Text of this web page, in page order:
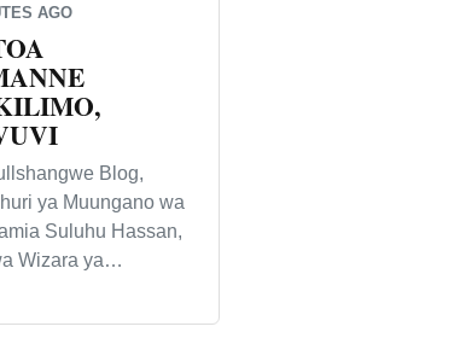
AGO
Blog,
ya Muungano wa
Suluhu Hassan,
Wizara ya…